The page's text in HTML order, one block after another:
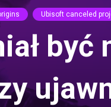
Ubisoft canceled
być